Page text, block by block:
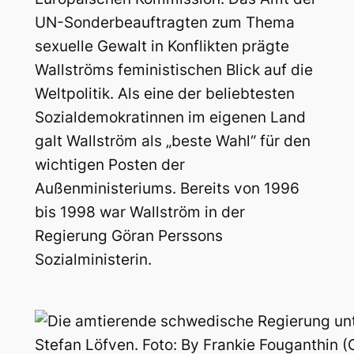
UN-Sonderbeauftragten zum Thema
sexuelle Gewalt in Konflikten prägte
Wallströms feministischen Blick auf die
Weltpolitik. Als eine der beliebtesten
Sozialdemokratinnen im eigenen Land
galt Wallström als „beste Wahl“ für den
wichtigen Posten der
Außenministeriums. Bereits von 1996
bis 1998 war Wallström in der
Regierung Göran Perssons
Sozialministerin.